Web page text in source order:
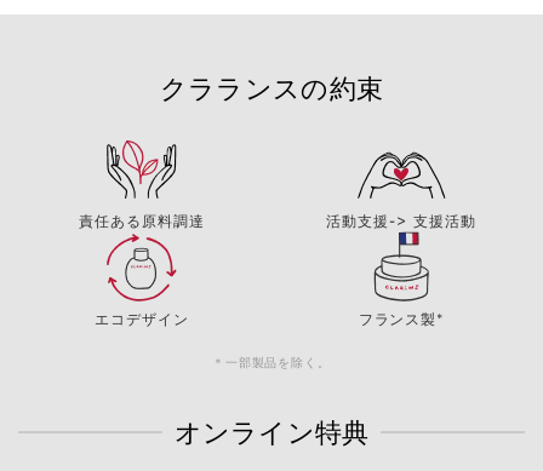
クラランスの約束
責任ある原料調達 活動支援-> 支援活動
エコデザイン フランス製*
＊一部製品を除く。
オンライン特典